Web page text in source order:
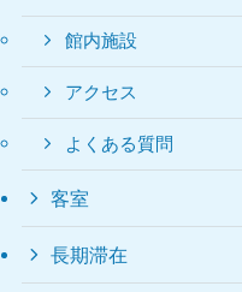
館内施設
アクセス
よくある質問
客室
長期滞在